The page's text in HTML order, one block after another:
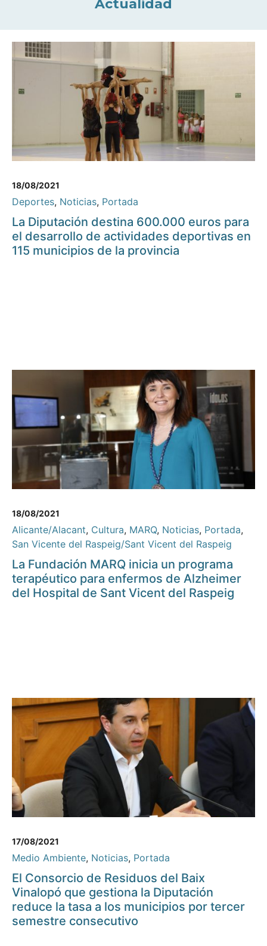
Actualidad
18/08/2021
Deportes, Noticias, Portada
La Diputación destina 600.000 euros para
el desarrollo de actividades deportivas en
115 municipios de la provincia
18/08/2021
Alicante/Alacant, Cultura, MARQ, Noticias, Portada,
San Vicente del Raspeig/Sant Vicent del Raspeig
La Fundación MARQ inicia un programa
terapéutico para enfermos de Alzheimer
del Hospital de Sant Vicent del Raspeig
17/08/2021
Medio Ambiente, Noticias, Portada
El Consorcio de Residuos del Baix
Vinalopó que gestiona la Diputación
reduce la tasa a los municipios por tercer
semestre consecutivo